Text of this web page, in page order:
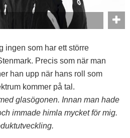
ingen som har ett större
Precis som när man
han upp när hans roll som
kommer på tal.
glasögonen. Innan man hade
immade himla mycket för mig.